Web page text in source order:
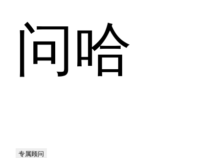
问哈
专属顾问